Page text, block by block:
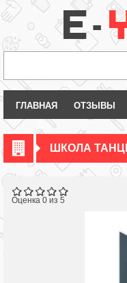
ГЛАВНАЯ ОТЗЫВЫ
ШКОЛА
Оценка 0 из 5